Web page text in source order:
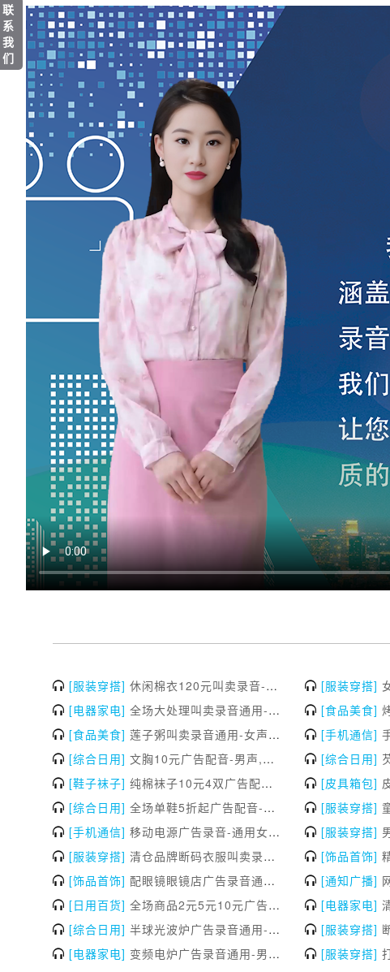
[服装穿搭] 休闲棉衣120元叫卖录音-男声,休闲棉衣120元广告配音,休闲棉衣120元广告录音
[电器家电] 全场大处理叫卖录音通用-女声,全场大处理广告配音,全场大处理广告录音
[食品美食] 莲子粥叫卖录音通用-女声,莲子粥广告配音,莲子粥广告录音
[综合日用] 文胸10元广告配音-男声,文胸10元广告录音,文胸10元叫卖录音
[鞋子袜子] 纯棉袜子10元4双广告配音-男声,纯棉袜子10元4双广告录音,纯棉袜子10元4双叫卖录音
[综合日用] 全场单鞋5折起广告配音-男声,全场单鞋5折起广告录音,全场单鞋5折起叫卖录音
[手机通信] 移动电源广告录音-通用女声,移动电源叫卖录音,移动电源广告配音
[服装穿搭] 清仓品牌断码衣服叫卖录音-女声,清仓品牌断码衣服广告配音,清仓品牌断码衣服广告录音
[饰品首饰] 配眼镜眼镜店广告录音通用-男声,配眼镜眼镜店叫卖录音,配眼镜眼镜店广告配音
[日用百货] 全场商品2元5元10元广告录音-男声,全场商品2元5元10元叫卖录音,全场商品2元5元10元广告配音
[综合日用] 半球光波炉广告录音通用-女声,半球光波炉叫卖录音,半球光波炉广告配音
[电器家电] 变频电炉广告录音通用-男声，变频电炉叫卖录音，变频电炉广告配音
[服装穿搭] 女
[食品美食] 烤
[手机通信] 手
[综合日用]
[皮具箱包] 皮
[服装穿搭] 童
[服装穿搭] 男女式
[饰品首饰] 精品
[通知广播]
[电器家电] 清
[服装穿搭] 断
[服装穿搭] 打底
联
系
我
们